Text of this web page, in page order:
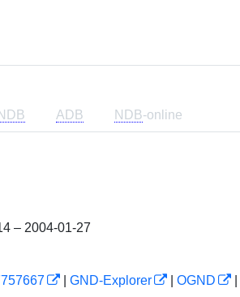
NDB ADB NDB-online
– 2004-01-27
GND-Explorer OGND